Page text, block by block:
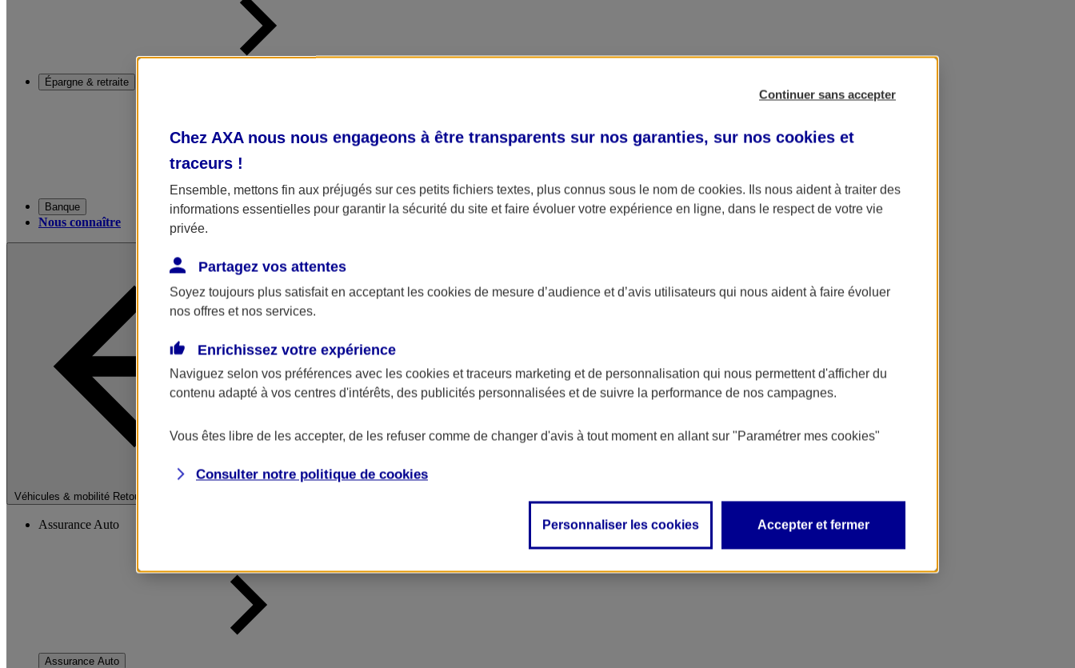
Épargne & retraite
Banque
Nous connaître
Véhicules & mobilité Retour à la section précédente
Fermer le menu principal
Assurance Auto
Assurance Auto
Continuer sans accepter
Chez AXA nous nous engageons à être transparents sur nos garanties, sur nos cookies et
traceurs !
Ensemble, mettons fin aux préjugés sur ces petits fichiers textes, plus connus sous le nom de cookies. Ils nous aident à traiter des
informations essentielles pour garantir la sécurité du site et faire évoluer votre expérience en ligne, dans le respect de votre vie
privée.
Partagez vos attentes
Soyez toujours plus satisfait en acceptant les cookies de mesure d’audience et d’avis utilisateurs qui nous aident à faire évoluer
nos offres et nos services.
Enrichissez votre expérience
Naviguez selon vos préférences avec les cookies et traceurs marketing et de personnalisation qui nous permettent d'afficher du
contenu adapté à vos centres d'intérêts, des publicités personnalisées et de suivre la performance de nos campagnes.
Vous êtes libre de les accepter, de les refuser comme de changer d'avis à tout moment en allant sur "Paramétrer mes cookies"
Consulter notre politique de cookies
Personnaliser les cookies Accepter et fermer